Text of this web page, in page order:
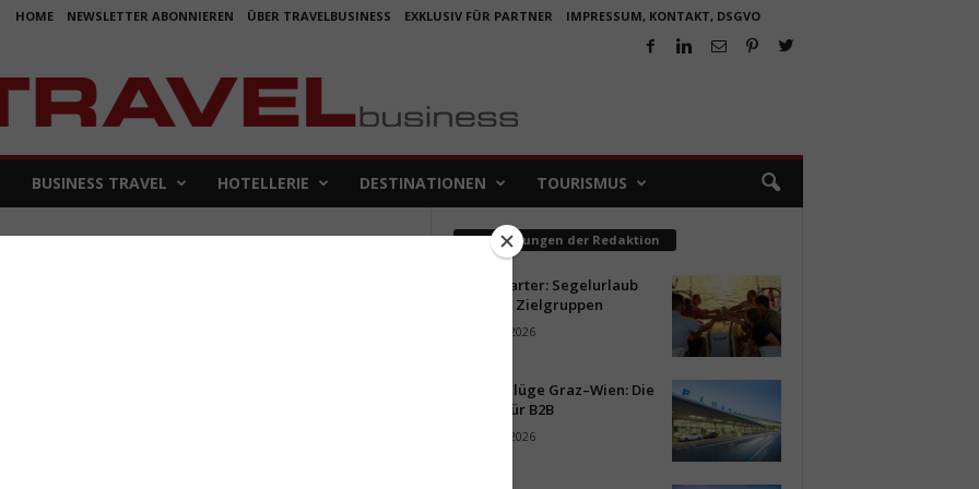
HOME NEWSLETTER ABONNIEREN ÜBER TRAVELBUSINESS EXKLUSIV FÜR PARTNER IMPRESSUM, KONTAKT, DSGVO
BUSINESS TRAVEL HOTELLERIE DESTINATIONEN TOURISMUS
Empfehlungen der Redaktion
Kojencharter: Segelurlaub
für neue Zielgruppen
5. August 2026
Aus für Flüge Graz–Wien: Die
Folgen für B2B
4. August 2026